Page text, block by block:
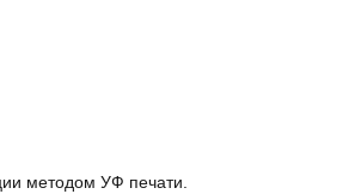
методом УФ печати.